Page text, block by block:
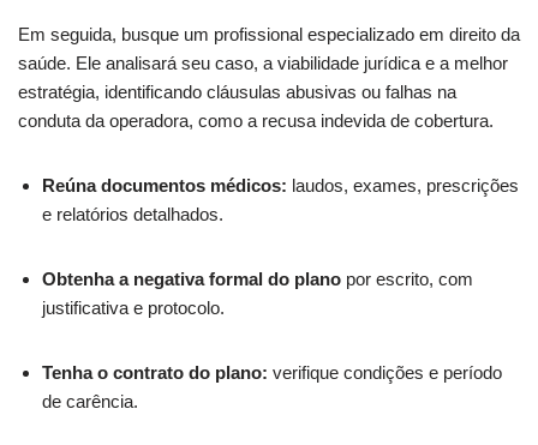
Em seguida, busque um profissional especializado em direito da
saúde. Ele analisará seu caso, a viabilidade jurídica e a melhor
estratégia, identificando cláusulas abusivas ou falhas na
conduta da operadora, como a recusa indevida de cobertura.
Reúna documentos médicos: laudos, exames, prescrições
e relatórios detalhados.
Obtenha a negativa formal do plano por escrito, com
justificativa e protocolo.
Tenha o contrato do plano: verifique condições e período
de carência.